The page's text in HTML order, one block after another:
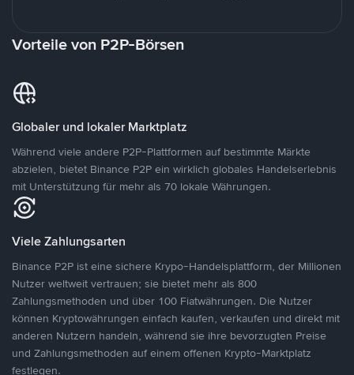
Vorteile von P2P-Börsen
Globaler und lokaler Marktplatz
Während viele andere P2P-Plattformen auf bestimmte Märkte
abzielen, bietet Binance P2P ein wirklich globales Handelserlebnis
mit Unterstützung für mehr als 70 lokale Währungen.
Viele Zahlungsarten
Binance P2P ist eine sichere Krypo-Handelsplattform, der Millionen
Nutzer weltweit vertrauen; sie bietet mehr als 800
Zahlungsmethoden und über 100 Fiatwährungen. Die Nutzer
können Kryptowährungen einfach kaufen, verkaufen und direkt mit
anderen Nutzern handeln, während sie ihre bevorzugten Preise
und Zahlungsmethoden auf einem offenen Krypto-Marktplatz
festlegen.